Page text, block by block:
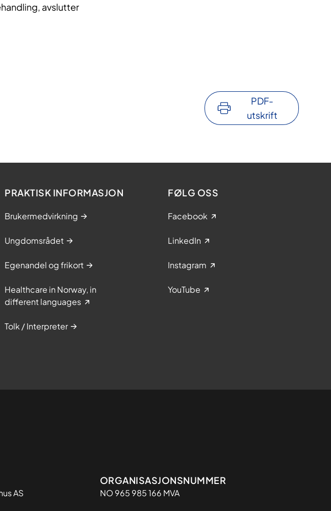
avslutter
PDF-
utskrift
PRAKTISK INFORMASJON
Brukermedvirkning
Ungdomsrådet
Egenandel og frikort
Healthcare in Norway, in
different languages
Tolk / Interpreter
FØLG OSS
Facebook
LinkedIn
Instagram
YouTube
AS
Organisasjon
ORGANISASJONSNUMMER
NO 965 985 166 MVA